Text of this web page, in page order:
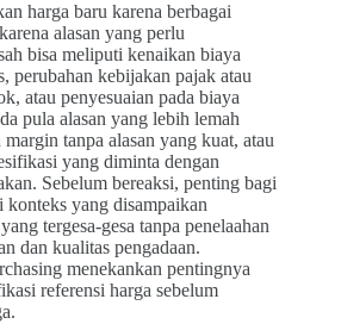
harga baru karena berbagai
alasan yang perlu
bisa meliputi kenaikan biaya
perubahan kebijakan pajak atau
atau penyesuaian pada biaya
pula alasan yang lebih lemah
tanpa alasan yang kuat, atau
yang diminta dengan
Sebelum bereaksi, penting bagi
yang disampaikan
tergesa-gesa tanpa penelaahan
dan kualitas pengadaan.
menekankan pentingnya
referensi harga sebelum